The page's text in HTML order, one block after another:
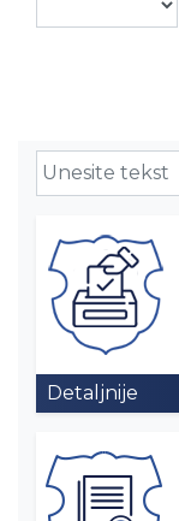
Detaljnije